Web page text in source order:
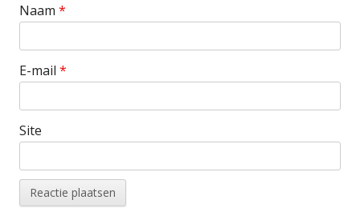
Naam *
E-mail *
Site